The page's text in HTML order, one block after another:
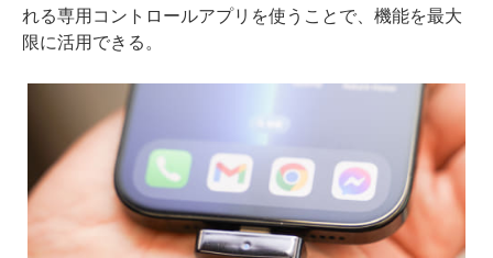
れる専用コントロールアプリを使うことで、機能を最大
限に活用できる。